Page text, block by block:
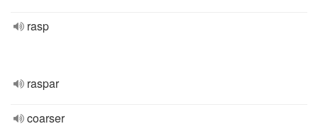
rasp
raspar
coarser